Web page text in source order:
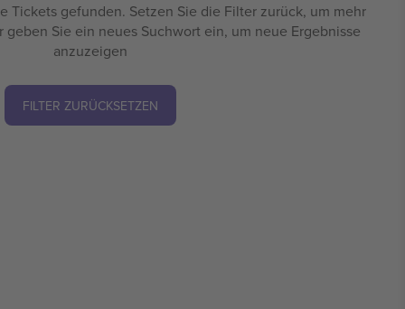
Tickets gefunden. Setzen Sie die Filter zurück, um mehr
Sie ein neues Suchwort ein, um neue Ergebnisse
anzuzeigen
FILTER ZURÜCKSETZEN